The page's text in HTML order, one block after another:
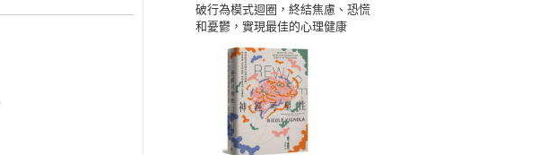
破行為模式迴圈，終結焦慮、恐慌
和憂鬱，實現最佳的心理健康